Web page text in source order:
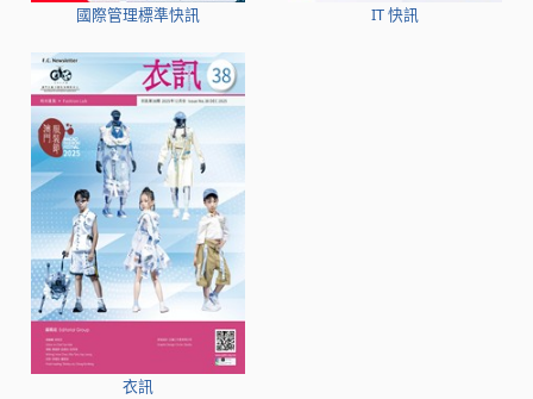
國際管理標準快訊 IT 快訊
衣訊